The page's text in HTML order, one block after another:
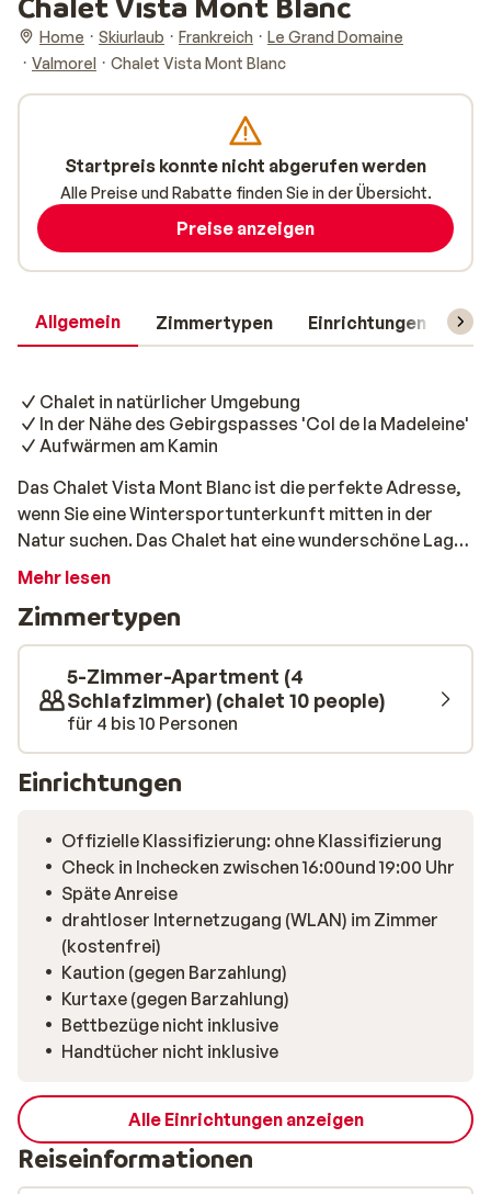
Home Skiurlaub Frankreich
Le Grand Domaine
Valmorel
Chalet Vista Mont Blanc
Allgemein Zimmertypen Einrichtungen
Chalet in natürlicher Umgebung
In der Nähe des Gebirgspasses 'Col de la Madeleine'
Aufwärmen am Kamin
Das Chalet Vista Mont Blanc ist die perfekte Adresse,
wenn Sie eine Wintersportunterkunft mitten in der
Natur suchen. Das Chalet hat eine wunderschöne Lage
direkt unterhalb des beliebten Gebirgspasses 'Col de
dem Auto sind Sie im Handumdrehen hier. Das Chalet
hat ein traditionelles Interieur mit einer schönen alpinen
Atmosphäre. Wärmen Sie sich nach einem Tag im Freien
mit einem leckeren Getränk am knisternden Kamin auf.
Dann genießen Sie ein köstliches Abendessen mit der
ganzen Familie am gemütlichen Esstisch.
Mehr lesen
Zimmertypen
5-Zimmer-Apartment (4
Schlafzimmer) (chalet 10 people)
für 4 bis 10 Personen
Einrichtungen
Offizielle Klassifizierung: ohne Klassifizierung
Check in Inchecken zwischen 16:00und 19:00 Uhr
Späte Anreise
drahtloser Internetzugang (WLAN) im Zimmer
(kostenfrei)
Kaution (gegen Barzahlung)
Kurtaxe (gegen Barzahlung)
Bettbezüge nicht inklusive
Handtücher nicht inklusive
Alle Einrichtungen anzeigen
Reiseinformationen
Startpreis konnte nicht abgerufen werden
Alle Preise und Rabatte finden Sie in der Übersicht.
Preise anzeigen